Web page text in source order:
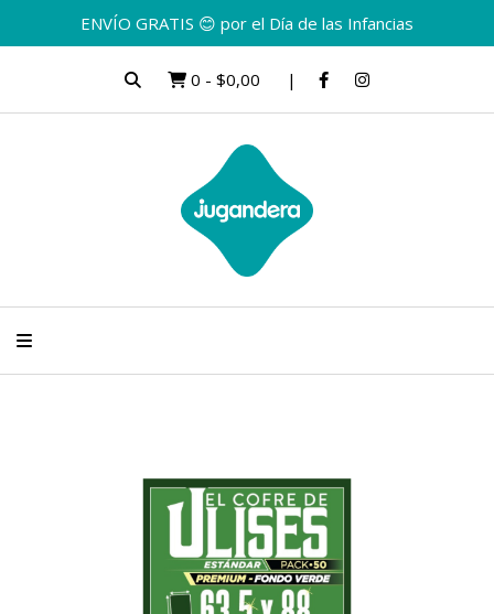
ENVÍO GRATIS 😊 por el Día de las Infancias
0 - $0,00